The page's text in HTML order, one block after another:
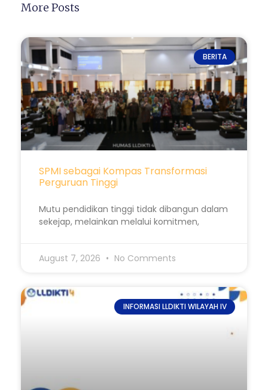
More Posts
BERITA
SPMI sebagai Kompas Transformasi
Perguruan Tinggi
Mutu pendidikan tinggi tidak dibangun dalam
sekejap, melainkan melalui komitmen,
August 7, 2026 No Comments
INFORMASI LLDIKTI WILAYAH IV